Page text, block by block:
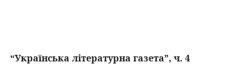
“Українська літературна газета”, ч. 4